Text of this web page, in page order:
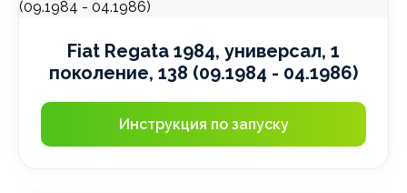
Fiat Regata 1984, универсал, 1
поколение, 138 (09.1984 - 04.1986)
Инструкция по запуску